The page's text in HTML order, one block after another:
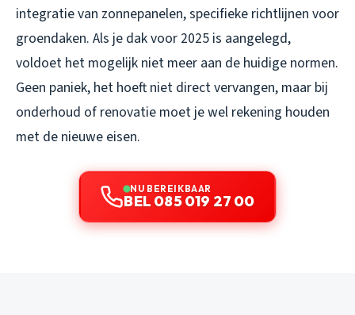
integratie van zonnepanelen, specifieke richtlijnen voor
groendaken. Als je dak voor 2025 is aangelegd,
voldoet het mogelijk niet meer aan de huidige normen.
Geen paniek, het hoeft niet direct vervangen, maar bij
onderhoud of renovatie moet je wel rekening houden
met de nieuwe eisen.
NU BEREIKBAAR
BEL 085 019 27 00